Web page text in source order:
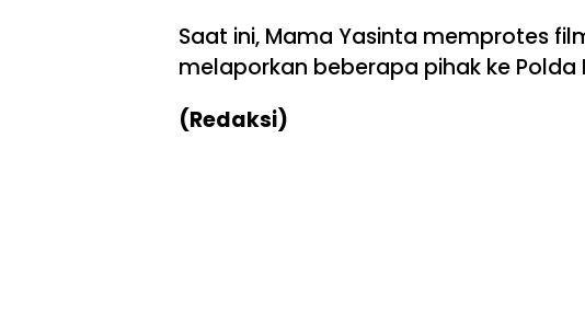
Saat ini, Mama Yasinta memprotes
melaporkan beberapa pihak ke Polda
(Redaksi)